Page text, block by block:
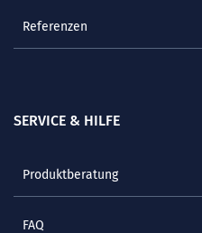
Referenzen
SERVICE & HILFE
Produktberatung
FAQ